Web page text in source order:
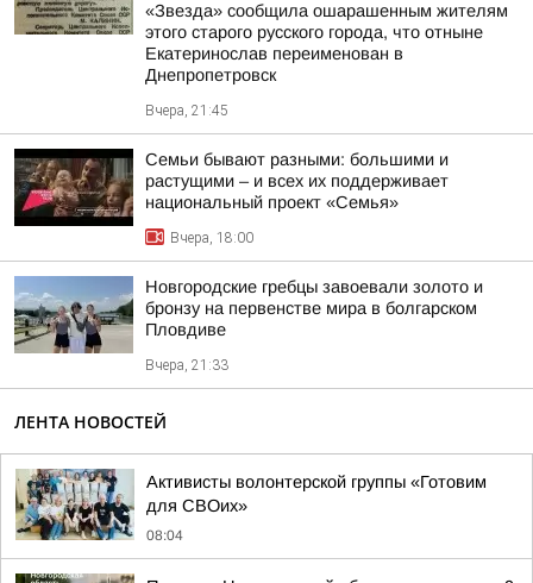
«Звезда» сообщила ошарашенным жителям
этого старого русского города, что отныне
Екатеринослав переименован в
Днепропетровск
Вчера, 21:45
Семьи бывают разными: большими и
растущими – и всех их поддерживает
национальный проект «Семья»
Вчера, 18:00
Новгородские гребцы завоевали золото и
бронзу на первенстве мира в болгарском
Пловдиве
Вчера, 21:33
ЛЕНТА НОВОСТЕЙ
Активисты волонтерской группы «Готовим
для СВОих»
08:04